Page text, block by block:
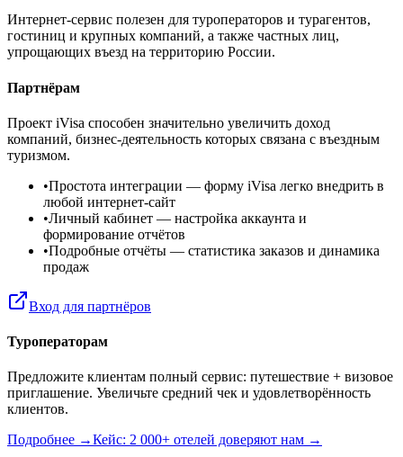
Интернет-сервис полезен для туроператоров и турагентов,
гостиниц и крупных компаний, а также частных лиц,
упрощающих въезд на территорию России.
Партнёрам
Проект iVisa способен значительно увеличить доход
компаний, бизнес-деятельность которых связана с въездным
туризмом.
•Простота интеграции — форму iVisa легко внедрить в
любой интернет-сайт
•Личный кабинет — настройка аккаунта и
формирование отчётов
•Подробные отчёты — статистика заказов и динамика
продаж
Вход для партнёров
Туроператорам
Предложите клиентам полный сервис: путешествие + визовое
приглашение. Увеличьте средний чек и удовлетворённость
клиентов.
Подробнее →Кейс: 2 000+ отелей доверяют нам →